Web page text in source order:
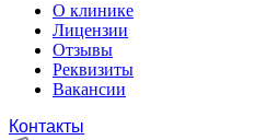
О клинике
Лицензии
Отзывы
Реквизиты
Вакансии
Контакты